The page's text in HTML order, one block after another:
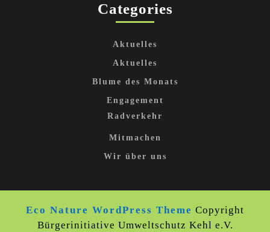
Categories
Aktuelles
Aktuelles
Blume des Monats
Engagement
Radverkehr
Mitmachen
Wir über uns
Eco Nature WordPress Theme Copyright
Bürgerinitiative Umweltschutz Kehl e.V.